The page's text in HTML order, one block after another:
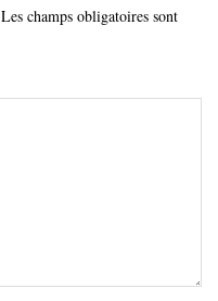
Les champs obligatoires sont